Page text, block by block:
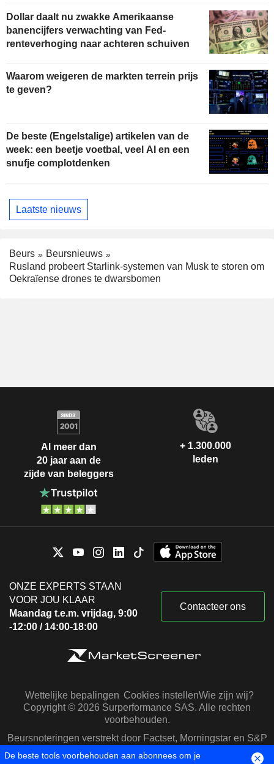
Dollar daalt nu zwakke Amerikaanse
banencijfers verwachting van Fed-
renteverhoging naar achteren schuiven
Waarom weigeren de markten terrein prijs
te geven?
De beste (Engelstalige) artikelen van de
week: een beetje voetbal, veel AI en een
snufje complotdenken
Laatste nieuws
Beurs
Beursnieuws
Rusland probeert Starlink-systemen van Musk te storen om
Oekraïense drones te dwarsbomen
Al meer dan
20 jaar aan de
zijde van beleggers
+ 1.300.000
leden
ONZE EXPERTS STAAN
VOOR JOU KLAAR
Maandag t.e.m. vrijdag, 9:00
-12:00 / 14:00-18:00
Contacteer ons
Wettelijke bepalingen Cookies instellenWie zijn wij?
Copyright © 2026 Surperformance SAS. Alle rechten
voorbehouden.
Beursnoteringen verstrekt door Factset, Morningstar en S&P
Capital IQ
De beste tools voorbehouden aan abonnees om je